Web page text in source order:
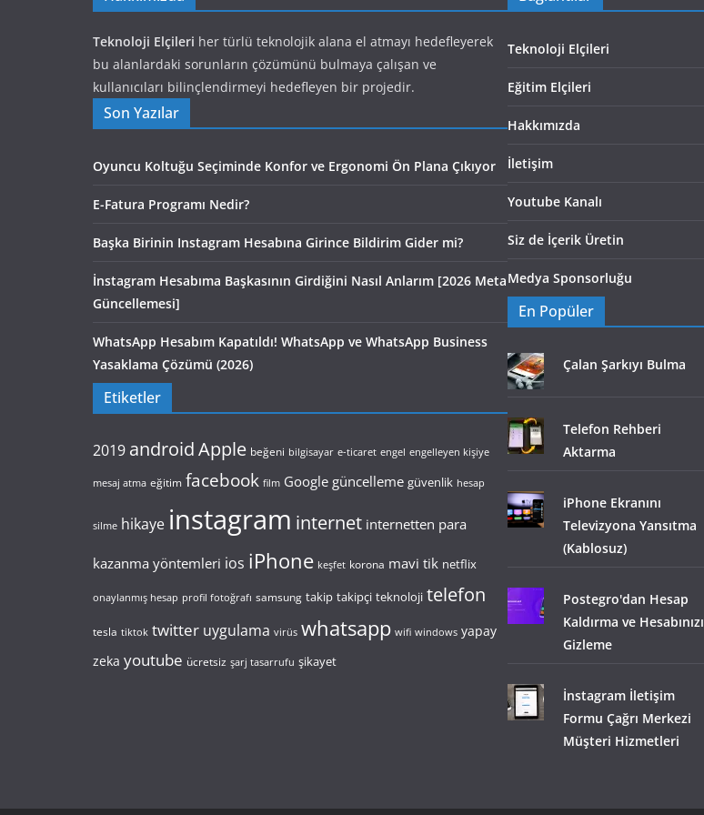
Teknoloji Elçileri her türlü teknolojik alana el atmayı hedefleyerek
bu alanlardaki sorunların çözümünü bulmaya çalışan ve
kullanıcıları bilinçlendirmeyi hedefleyen bir projedir.
Son Yazılar
Oyuncu Koltuğu Seçiminde Konfor ve Ergonomi Ön Plana Çıkıyor
E-Fatura Programı Nedir?
Başka Birinin Instagram Hesabına Girince Bildirim Gider mi?
İnstagram Hesabıma Başkasının Girdiğini Nasıl Anlarım [2026 Meta
Güncellemesi]
WhatsApp Hesabım Kapatıldı! WhatsApp ve WhatsApp Business
Yasaklama Çözümü (2026)
Etiketler
2019 androidApple beğeni bilgisayar e-ticaret engel engelleyen kişiye
mesaj atma eğitim facebook film Google güncelleme güvenlik hesap
silme hikaye instagram internet internetten para
kazanma yöntemleri ios iPhone keşfet korona mavi tik netflix
onaylanmış hesap profil fotoğrafı samsung takip takipçi teknoloji telefon
tesla tiktok twitter uygulama virüs whatsapp wifi windows yapay
zeka youtube ücretsiz şarj tasarrufu şikayet
Teknoloji Elçileri
Eğitim Elçileri
Hakkımızda
İletişim
Youtube Kanalı
Siz de İçerik Üretin
Medya Sponsorluğu
En Popüler
Çalan Şarkıyı Bulma
Telefon Rehberi
Aktarma
iPhone Ekranını
Televizyona Yansıtma
(Kablosuz)
Postegro'dan Hesap
Kaldırma ve Hesabınızı
Gizleme
İnstagram İletişim
Formu Çağrı Merkezi
Müşteri Hizmetleri